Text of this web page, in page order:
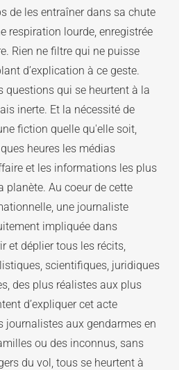
de les entraîner dans sa chute
respiration lourde, enregistrée
Rien ne filtre qui ne puisse
d’explication à ce geste.
questions qui se heurtent à la
inerte. Et la nécessité de
fiction quelle qu'elle soit,
heures les médias
et les informations les plus
planète. Au coeur de cette
une journaliste
impliquée dans
et déplier tous les récits,
scientifiques, juridiques
des plus réalistes aux plus
d’expliquer cet acte
journalistes aux gendarmes en
ou des inconnus, sans
du vol, tous se heurtent à